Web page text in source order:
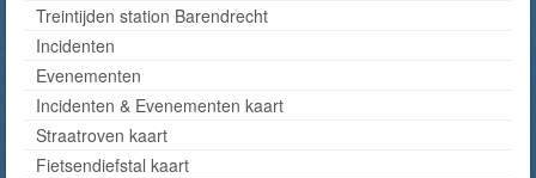
Treintijden station Barendrecht
Incidenten
Evenementen
Incidenten & Evenementen kaart
Straatroven kaart
Fietsendiefstal kaart